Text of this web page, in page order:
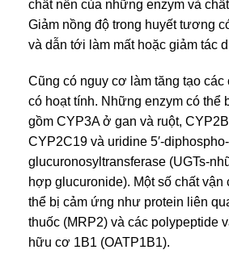
chất nền của những enzym và
Giảm nồng độ trong huyết tương
và dẫn tới làm mất hoặc giảm tác
Cũng có nguy cơ làm tăng tạo các
có hoạt tính. Những enzym có thể
gồm CYP3A ở gan và ruột,
CYP2C19 và uridine 5′-diphospho-
glucuronosyltransferase (UGTs-
hợp glucuronide). Một số chất vận
thể bị cảm ứng như protein liên
thuốc (MRP2) và các polypeptide
hữu cơ 1B1 (OATP1B1).